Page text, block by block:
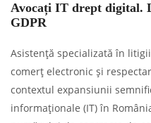
Avocați IT drept digital.
GDPR
Asistență specializată în
comerț electronic și
contextul expansiunii
informaționale (IT) în